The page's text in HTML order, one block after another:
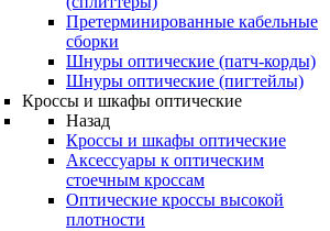
Претерминированные кабельные
сборки
Шнуры оптические (патч-корды)
Шнуры оптические (пигтейлы)
Кроссы и шкафы оптические
Назад
Кроссы и шкафы оптические
Аксессуары к оптическим
стоечным кроссам
Оптические кроссы высокой
плотности